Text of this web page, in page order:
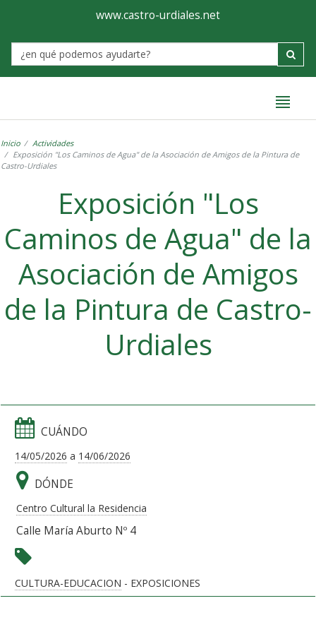
Ayuntamiento
de
Castro-
www.castro-urdiales.net
Label
Inicio
Actividades
Exposición "Los Caminos de Agua" de la Asociación de Amigos de la Pintura de
Castro-Urdiales
Exposición "Los
Caminos de Agua" de la
Asociación de Amigos
de la Pintura de Castro-
Urdiales
CUÁNDO
14/05/2026 a 14/06/2026
DÓNDE
Centro Cultural la Residencia
Calle María Aburto Nº 4
CULTURA-EDUCACION - EXPOSICIONES